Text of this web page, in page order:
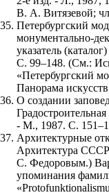
В. А. Витязевой;
Петербургский
монументально-
указатель
С. 99–148. (См.:
«Петербургский
Панорама
О создании
- М., 1987. С.
Архитектурные
Архитектура
С. Федоровым.)
упоминания